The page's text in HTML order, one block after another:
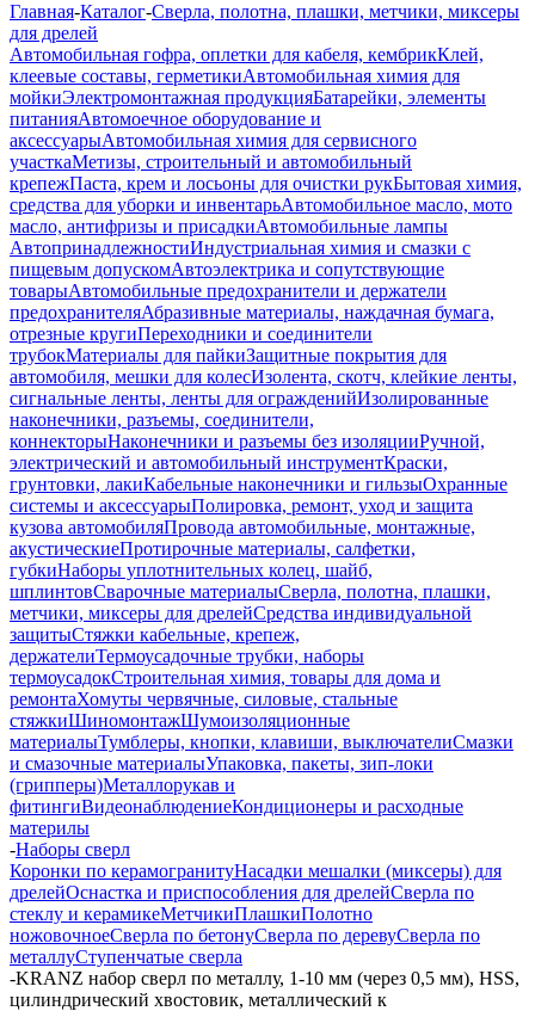
Главная-Каталог-Сверла, полотна, плашки, метчики, миксеры
для дрелей
Автомобильная гофра, оплетки для кабеля, кембрикКлей,
клеевые составы, герметикиАвтомобильная химия для
мойкиЭлектромонтажная продукцияБатарейки, элементы
питанияАвтомоечное оборудование и
аксессуарыАвтомобильная химия для сервисного
участкаМетизы, строительный и автомобильный
крепежПаста, крем и лосьоны для очистки рукБытовая химия,
средства для уборки и инвентарьАвтомобильное масло, мото
масло, антифризы и присадкиАвтомобильные лампы
АвтопринадлежностиИндустриальная химия и смазки с
пищевым допускомАвтоэлектрика и сопутствующие
товарыАвтомобильные предохранители и держатели
предохранителяАбразивные материалы, наждачная бумага,
отрезные кругиПереходники и соединители
трубокМатериалы для пайкиЗащитные покрытия для
автомобиля, мешки для колесИзолента, скотч, клейкие ленты,
сигнальные ленты, ленты для огражденийИзолированные
наконечники, разъемы, соединители,
коннекторыНаконечники и разъемы без изоляцииРучной,
электрический и автомобильный инструментКраски,
грунтовки, лакиКабельные наконечники и гильзыОхранные
системы и аксессуарыПолировка, ремонт, уход и защита
кузова автомобиляПровода автомобильные, монтажные,
акустическиеПротирочные материалы, салфетки,
губкиНаборы уплотнительных колец, шайб,
шплинтовСварочные материалыСверла, полотна, плашки,
метчики, миксеры для дрелейСредства индивидуальной
защитыСтяжки кабельные, крепеж,
держателиТермоусадочные трубки, наборы
термоусадокСтроительная химия, товары для дома и
ремонтаХомуты червячные, силовые, стальные
стяжкиШиномонтажШумоизоляционные
материалыТумблеры, кнопки, клавиши, выключателиСмазки
и смазочные материалыУпаковка, пакеты, зип-локи
(грипперы)Металлорукав и
фитингиВидеонаблюдениеКондиционеры и расходные
материлы
-Наборы сверл
Коронки по керамогранитуНасадки мешалки (миксеры) для
дрелейОснастка и приспособления для дрелейСверла по
стеклу и керамикеМетчикиПлашкиПолотно
ножовочноеСверла по бетонуСверла по деревуСверла по
металлуСтупенчатые сверла
-KRANZ набор сверл по металлу, 1-10 мм (через 0,5 мм), HSS,
цилиндрический хвостовик, металлический к